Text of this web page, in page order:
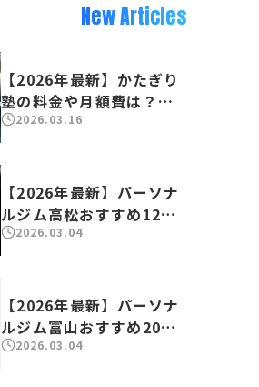
New Articles
【2026年最新】かたぎり
塾の料金や月額費は？口
コミや体験談も徹底分析
2026.03.16
【2026年最新】パーソナ
ルジム高松おすすめ12
選！人気のジムを徹底比
2026.03.04
【2026年最新】パーソナ
ルジム富山おすすめ20
選！人気のジムを徹底比
2026.03.04